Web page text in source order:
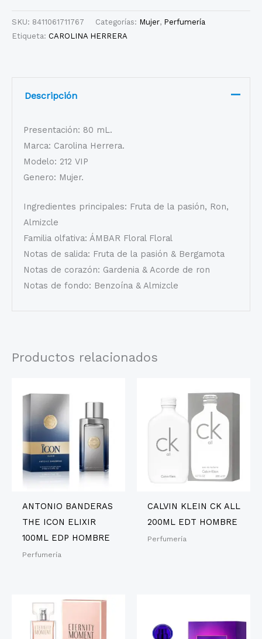
SKU: 8411061711767 Categorías: Mujer, Perfumería
Etiqueta: CAROLINA HERRERA
Descripción
Presentación: 80 mL.
Marca: Carolina Herrera.
Modelo: 212 VIP
Genero: Mujer.
Ingredientes principales: Fruta de la pasión, Ron,
Almizcle
Familia olfativa: ÁMBAR Floral Floral
Notas de salida: Fruta de la pasión & Bergamota
Notas de corazón: Gardenia & Acorde de ron
Notas de fondo: Benzoína & Almizcle
Productos relacionados
ANTONIO BANDERAS
THE ICON ELIXIR
100ML EDP HOMBRE
Perfumería
CALVIN KLEIN CK ALL
200ML EDT HOMBRE
Perfumería